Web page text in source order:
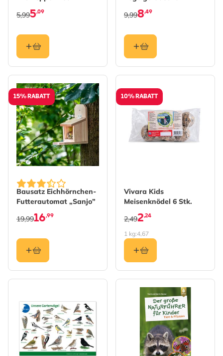
5,09
5,99
Stieglitz
8,49
9,99
15% RABATT
Bausatz Eichhörnchen-
Futterautomat „Sanjo”
16,99
19,99
10% RABATT
Vivara Kids
Meisenknödel 6 Stk.
2,24
2,49
1 kg:4,67